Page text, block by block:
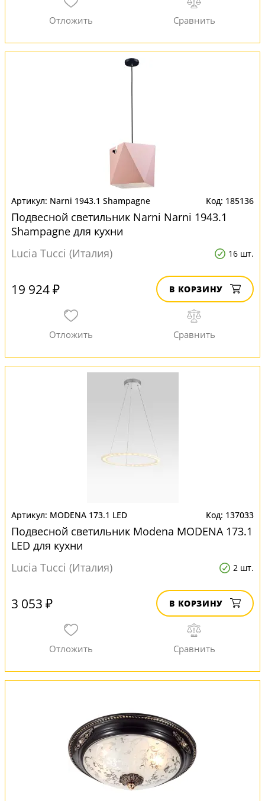
Narni 1943.1 Shampagne 185136
Подвесной светильник Narni Narni 1943.1
Shampagne для кухни
Lucia Tucci (Италия)
16 шт.
19 924 ₽ В КОРЗИНУ
MODENA 173.1 LED 137033
Подвесной светильник Modena MODENA 173.1
LED для кухни
Lucia Tucci (Италия)
2 шт.
3 053 ₽ В КОРЗИНУ